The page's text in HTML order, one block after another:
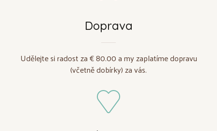
Doprava
Udělejte si radost za € 80.00 a my zaplatíme dopravu
(včetně dobírky) za vás.